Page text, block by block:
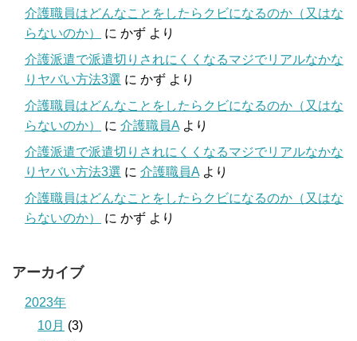
介護職員はどんなことをしたらクビになるのか（又はな
らないのか）
に かず より
介護派遣で派遣切りされにくくなるマジでリアルなかな
りヤバい方法3選 に かず より
介護職員はどんなことをしたらクビになるのか（又はな
らないのか）
に 介護職員Aより
介護派遣で派遣切りされにくくなるマジでリアルなかな
りヤバい方法3選 に 介護職員Aより
介護職員はどんなことをしたらクビになるのか（又はな
らないのか）
に かず より
アーカイブ
2023年
10月 (3)